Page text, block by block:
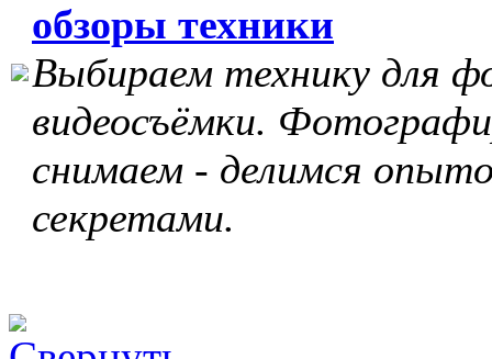
обзоры техники
Выбираем технику для
видеосъёмки.
снимаем - делимся
секретами.